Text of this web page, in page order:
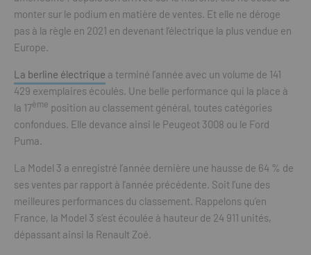
monter sur le podium en matière de ventes. Et elle ne déroge
pas à la règle en 2021 en devenant l’électrique la plus vendue en
Europe.
La berline électrique a terminé l’année avec un volume de 141
429 exemplaires écoulés. Une belle performance qui la place à
la 17ème position au classement général, toutes catégories
confondues. Elle devance ainsi le Peugeot 3008 ou le Ford
Puma.
La Model 3 a enregistré l’année dernière une hausse de 64 % de
ses ventes par rapport à l’année précédente. Soit l’une des
meilleures performances du classement. Rappelons qu’en
France, la Model 3 s’est écoulée à hauteur de 24 911 unités,
dépassant ainsi la Renault Zoé.